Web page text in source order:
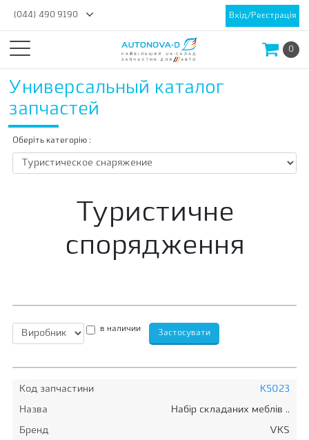
(044) 490 9190 Вхід/Реєстрація
0
Универсальный каталог
запчастей
Оберіть категорію :
Туристичне
спорядження
в наличии
Код запчастини
K5023
Назва
Набір складаних меблів ..
Бренд
VKS